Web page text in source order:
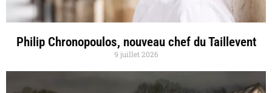
Philip Chronopoulos, nouveau chef du Taillevent
9 juillet 2026